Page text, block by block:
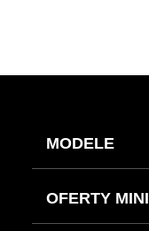
MODELE
OFERTY MINI